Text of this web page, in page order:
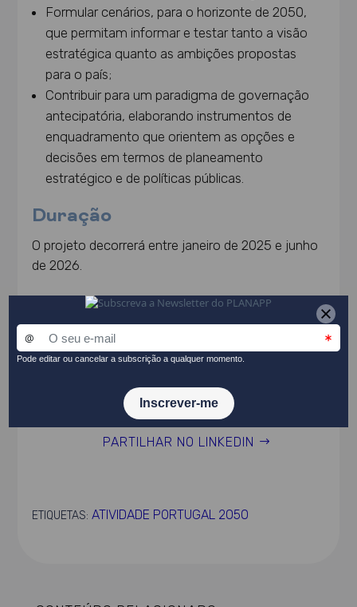
Formular cenários, para o horizonte de 2050,
que permitam informar e testar tanto a visão
estratégica quanto as ambições propostas
para o país;
Contribuir para um paradigma de governação
antecipatória, elaborando instrumentos de
enquadramento que orientem as opções e
decisões em termos de planeamento
estratégico e de políticas públicas.
Duração
O projeto decorrerá entre janeiro de 2025 e junho
de 2026.
Financiamento
PARTILHAR NO LINKEDIN
ETIQUETAS:ATIVIDADE PORTUGAL 2050